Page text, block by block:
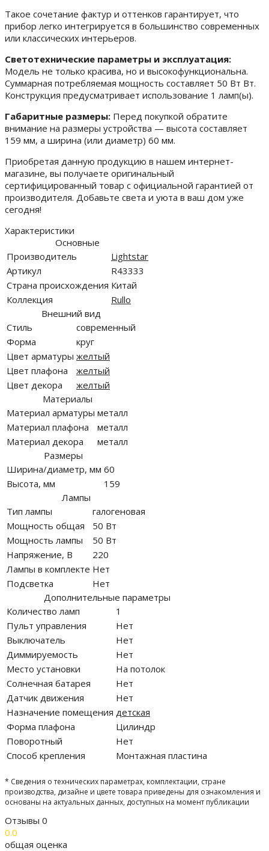
Такое сочетание фактур и оттенков гарантирует, что
прибор легко интегрируется в большинство современных
или классических интерьеров.
Светотехнические параметры и эксплуатация:
Модель не только красива, но и высокофункциональна.
Суммарная потребляемая мощность составляет 50 Вт Вт.
Конструкция предусматривает использование 1 ламп(ы).
Габаритные размеры: Перед покупкой обратите
внимание на размеры устройства — высота составляет
159 мм, а ширина (или диаметр) 60 мм.
Приобретая данную продукцию в нашем интернет-
магазине, вы получаете оригинальный
сертифицированный товар с официальной гарантией от
производителя. Добавьте света и уюта в ваш дом уже
сегодня!
Характеристики
Основные
Производитель
Lightstar
Артикул
R43333
Страна происхождения Китай
Коллекция
Rullo
Внешний вид
Стиль
современный
Форма
круг
Цвет арматуры желтый
Цвет плафона
желтый
Цвет декора
желтый
Материалы
Материал арматуры металл
Материал плафона
металл
Материал декора
металл
Размеры
Ширина/диаметр, мм 60
Высота, мм
159
Лампы
Тип лампы
галогеновая
Мощность общая
50 Вт
Мощность лампы
50 Вт
Напряжение, В
220
Лампы в комплекте Нет
Подсветка
Нет
Дополнительные параметры
Количество ламп
1
Пульт управления
Нет
Выключатель
Нет
Диммируемость
Нет
Место установки
На потолок
Солнечная батарея
Нет
Датчик движения
Нет
Назначение помещения детская
Форма плафона
Цилиндр
Поворотный
Нет
Способ крепления
Монтажная пластина
* Сведения о технических параметрах, комплектации, стране
производства, дизайне и цвете товара приведены для ознакомления и
основаны на актуальных данных, доступных на момент публикации
Отзывы 0
0.0
общая оценка